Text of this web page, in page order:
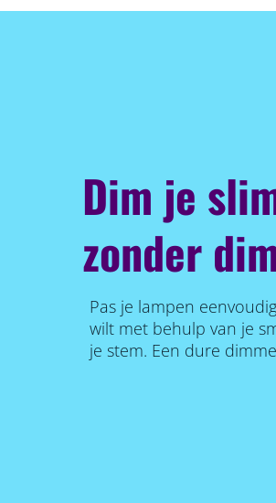
Dim je
zonder
Pas je lampen
wilt met behulp van je
je stem. Een dure